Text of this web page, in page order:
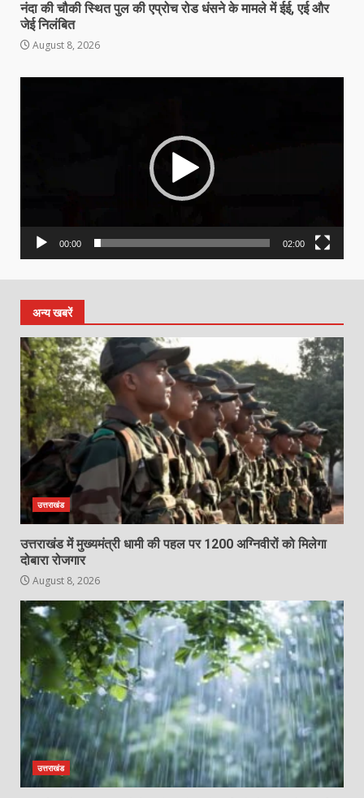
नंदा की चौकी स्थित पुल की एप्रोच रोड धंसने के मामले में ईई, एई और
जेई निलंबित
August 8, 2026
00:00 02:00
अन्य खबरें
उत्तराखंड
उत्तराखंड में मुख्यमंत्री धामी की पहल पर 1200 अग्निवीरों को मिलेगा
दोबारा रोजगार
August 8, 2026
उत्तराखंड